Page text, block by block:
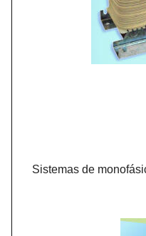
Sistemas de